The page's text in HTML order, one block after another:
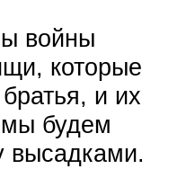
войны
которые
и их
мы будем
высадками.